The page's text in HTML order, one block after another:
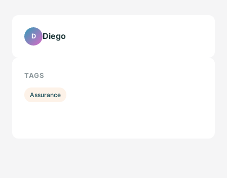
D Diego
TAGS
Assurance